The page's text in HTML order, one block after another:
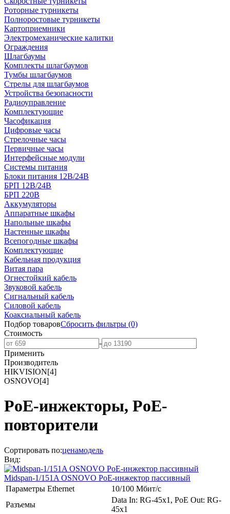
Роторные турникеты
Полноростовые турникеты
Картоприемники
Электромеханические калитки
Ограждения
Шлагбаумы
Комплекты шлагбаумов
Тумбы шлагбаумов
Стрелы для шлагбаумов
Устройства безопасности
Радиоуправление
Комплектующие
Часофикация
Цифровые часы
Стрелочные часы
Первичные часы
Интерфейсные модули
Системы питания
Блоки питания 12В/24В
БРП 12В/24В
БРП 220В
Аккумуляторы
Аппаратные шкафы
Напольные шкафы
Настенные шкафы
Всепогодные шкафы
Комплектующие
Кабельная продукция
Витая пара
Огнестойкий кабель
Звуковой кабель
Сигнальный кабель
Силовой кабель
Коаксиальный кабель
Подбор товаровСбросить фильтры (0)
Стоимость
-
Применить
Производитель
HIKVISION[4]
OSNOVO[4]
PoE-инжекторы, PoE-
повторители
Сортировать по:ценамодель
Вид:
Midspan-1/151A OSNOVO PoE-инжектор пассивный
Параметры Ethernet
10/100 Мбит/с
Разъемы
Data In: RG-45х1, PoE Out: RG-
45х1